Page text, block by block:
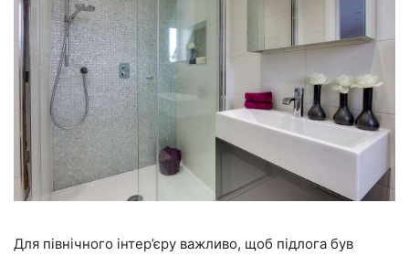
Для північного інтер’єру важливо, щоб підлога був